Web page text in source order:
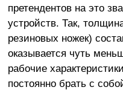
претендентов на это
устройств. Так,
резиновых ножек)
оказывается чуть
рабочие
постоянно брать с